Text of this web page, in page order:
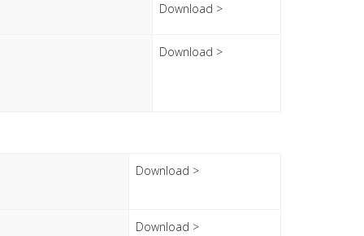
Download >
Download >
Download >
Download >